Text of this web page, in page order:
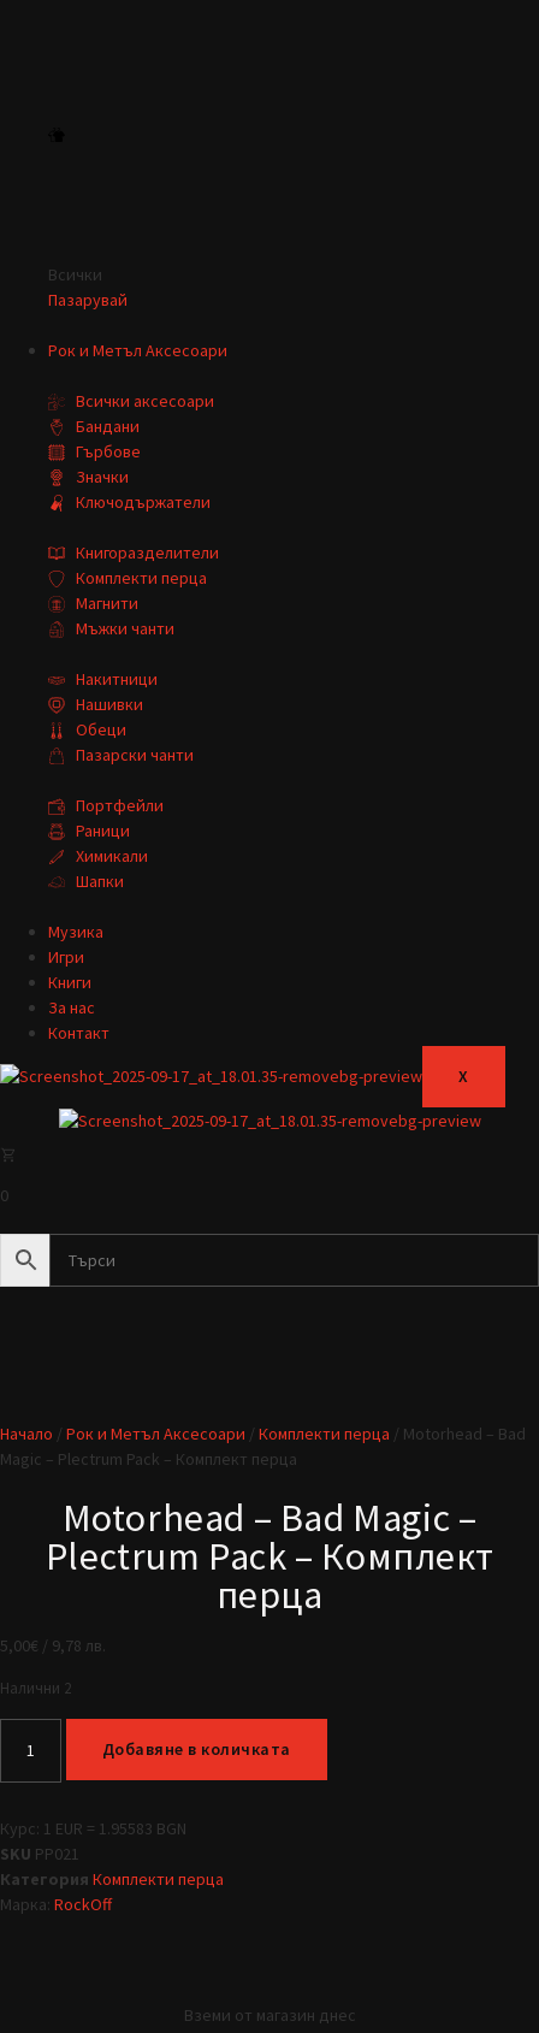
Всички
Пазарувай
Рок и Метъл Аксесоари
Всички аксесоари
Бандани
Гърбове
Значки
Ключодържатели
Книгоразделители
Комплекти перца
Магнити
Мъжки чанти
Накитници
Нашивки
Обеци
Пазарски чанти
Портфейли
Раници
Химикали
Шапки
Музика
Игри
Книги
За нас
Контакт
X
0
Начало / Рок и Метъл Аксесоари / Комплекти перца / Motorhead – Bad
Magic – Plectrum Pack – Комплект перца
Motorhead – Bad Magic –
Plectrum Pack – Комплект
перца
5,00€ / 9,78 лв.
Налични 2
Добавяне в количката
Курс: 1 EUR = 1.95583 BGN
SKU PP021
Категория Комплекти перца
Марка: RockOff
Вземи от магазин днес